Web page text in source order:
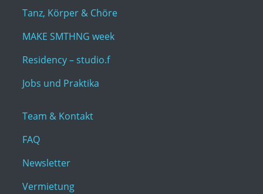
Tanz, Körper & Chöre
MAKE SMTHNG week
Residency – studio.f
Jobs und Praktika
Team & Kontakt
FAQ
Newsletter
Vermietung